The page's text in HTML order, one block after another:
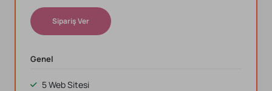
Sipariş Ver
Genel
5 Web Sitesi